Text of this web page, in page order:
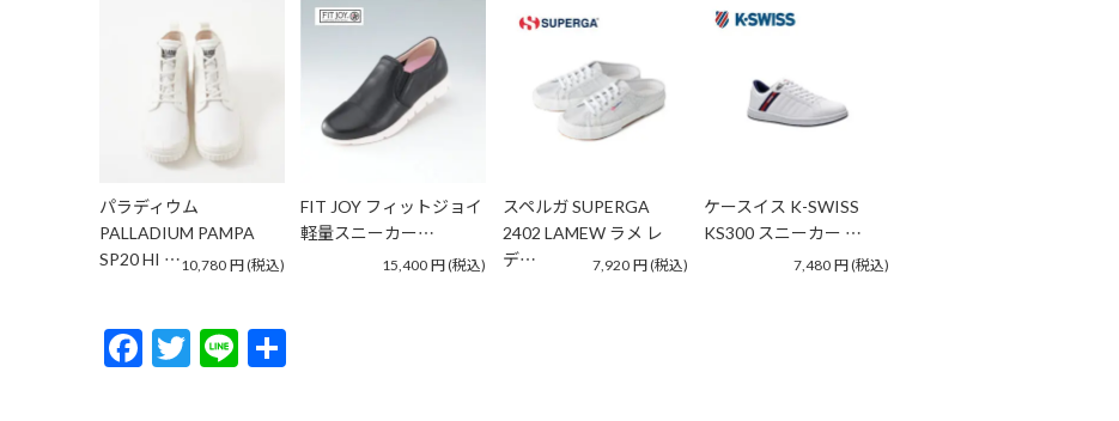
パラディウム
PALLADIUM PAMPA
SP20 HI …10,780円(税込)
FIT JOY フィットジョイ
軽量スニーカー…
15,400円(税込)
スペルガ SUPERGA
2402 LAMEW ラメ レ
デ…
7,920円(税込)
ケースイス K-SWISS
KS300 スニーカー …
7,480円(税込)
F
ac
T
w
Li
n